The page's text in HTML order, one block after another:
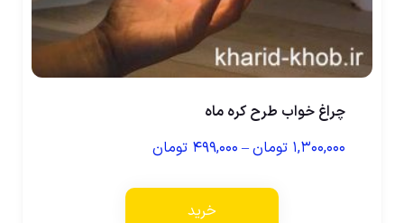
چراغ خواب طرح کره ماه
۱,۳۰۰,۰۰۰ تومان– ۴۹۹,۰۰۰ تومان
خرید